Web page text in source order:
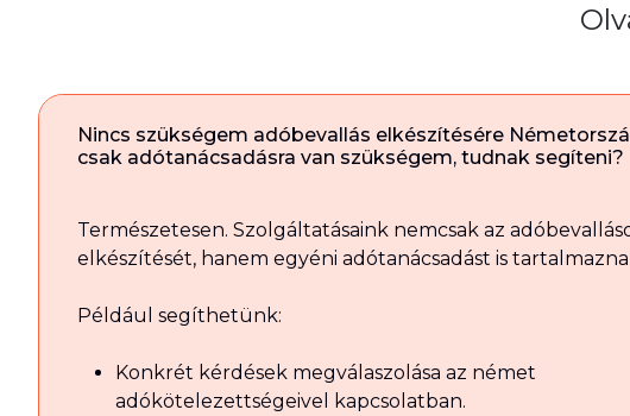
Nincs szükségem adóbevallás elkészítésére
csak adótanácsadásra van szükségem, tudnak segíteni?
Természetesen. Szolgáltatásaink nemcsak az
elkészítését, hanem egyéni adótanácsadást is
Például segíthetünk:
Konkrét kérdések megválaszolása az német
adókötelezettségeivel kapcsolatban.